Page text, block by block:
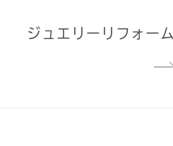
ジュエリーリフォーム